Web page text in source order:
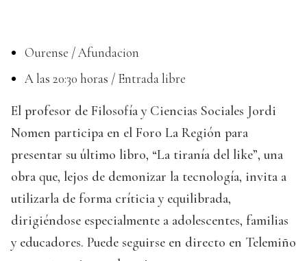
Ourense / Afundacion
A las 20:30 horas / Entrada libre
El profesor de Filosofía y Ciencias Sociales Jordi
Nomen participa en el Foro La Región para
presentar su último libro, “La tiranía del like”, una
obra que, lejos de demonizar la tecnología, invita a
utilizarla de forma críticia y equilibrada,
dirigiéndose especialmente a adolescentes, familias
y educadores. Puede seguirse en directo en Telemiño